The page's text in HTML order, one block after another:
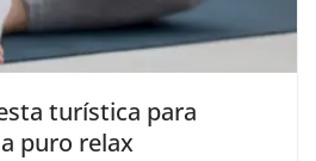
turística para
puro relax